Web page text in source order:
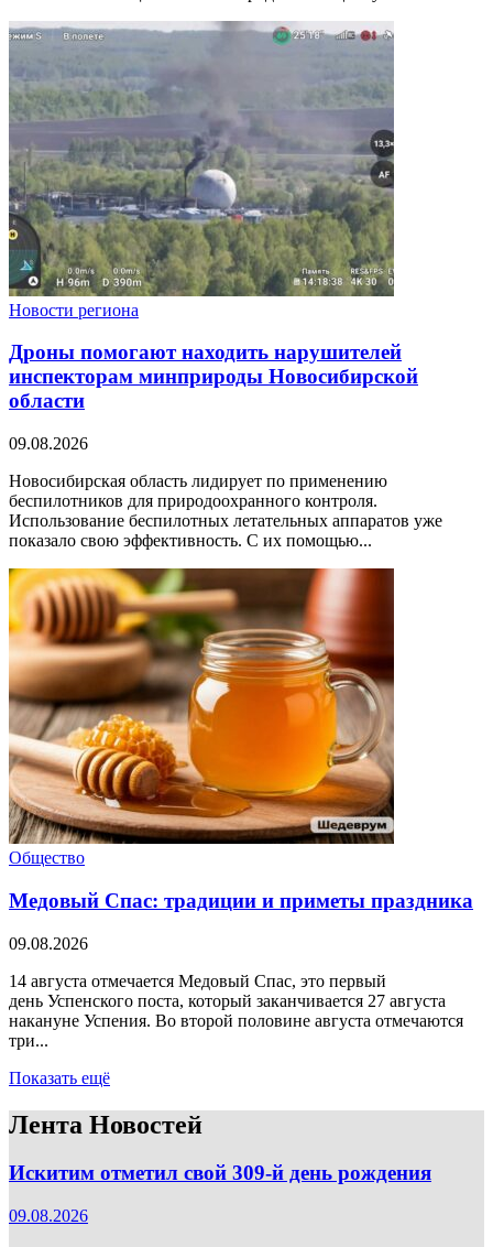
Новости региона
Дроны помогают находить нарушителей
инспекторам минприроды Новосибирской
области
09.08.2026
Новосибирская область лидирует по применению
беспилотников для природоохранного контроля.
Использование беспилотных летательных аппаратов уже
показало свою эффективность. С их помощью...
Общество
Медовый Спас: традиции и приметы праздника
09.08.2026
14 августа отмечается Медовый Спас, это первый
день Успенского поста, который заканчивается 27 августа
накануне Успения. Во второй половине августа отмечаются
три...
Показать ещё
Лента Новостей
Искитим отметил свой 309-й день рождения
09.08.2026